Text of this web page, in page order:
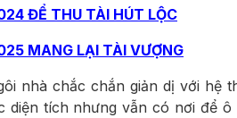
ĐỂ THU TÀI HÚT LỘC
MANG LẠI TÀI VƯỢNG
nhà chắc chắn giản dị với hệ
diện tích nhưng vẫn có nơi để